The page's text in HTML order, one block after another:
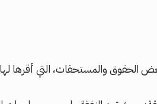
والمستحقات، التي أقرها